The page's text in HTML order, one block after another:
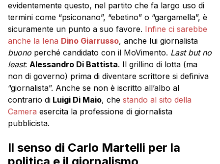
evidentemente questo, nel partito che fa largo uso di
termini come “psiconano”, “ebetino” o “gargamella”, è
sicuramente un punto a suo favore. Infine ci sarebbe
anche la Iena Dino Giarrusso, anche lui giornalista
buono perché candidato con il MoVimento. Last but no
least: Alessandro Di Battista. Il grillino di lotta (ma
non di governo) prima di diventare scrittore si definiva
“giornalista”. Anche se non è iscritto all’albo al
contrario di Luigi Di Maio, che stando al sito della
Camera esercita la professione di giornalista
pubblicista.
Il senso di Carlo Martelli per la